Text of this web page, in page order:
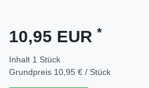
10,95 EUR *
Inhalt 1 Stück
Grundpreis 10,95 € / Stück